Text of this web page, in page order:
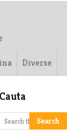
Diverse
Cauta
Search